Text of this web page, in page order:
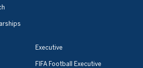
Executive
FIFA Football Executive